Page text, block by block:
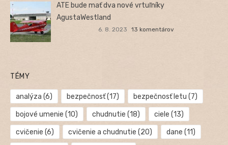
ATE bude mať dva nové vrtuľníky
AgustaWestland
6. 8. 2023 13 komentárov
TÉMY
analýza (6) bezpečnosť(17) bezpečnosť letu (7)
bojové umenie (10) chudnutie (18) ciele (13)
cvičenie (6) cvičenie a chudnutie (20) dane (11)